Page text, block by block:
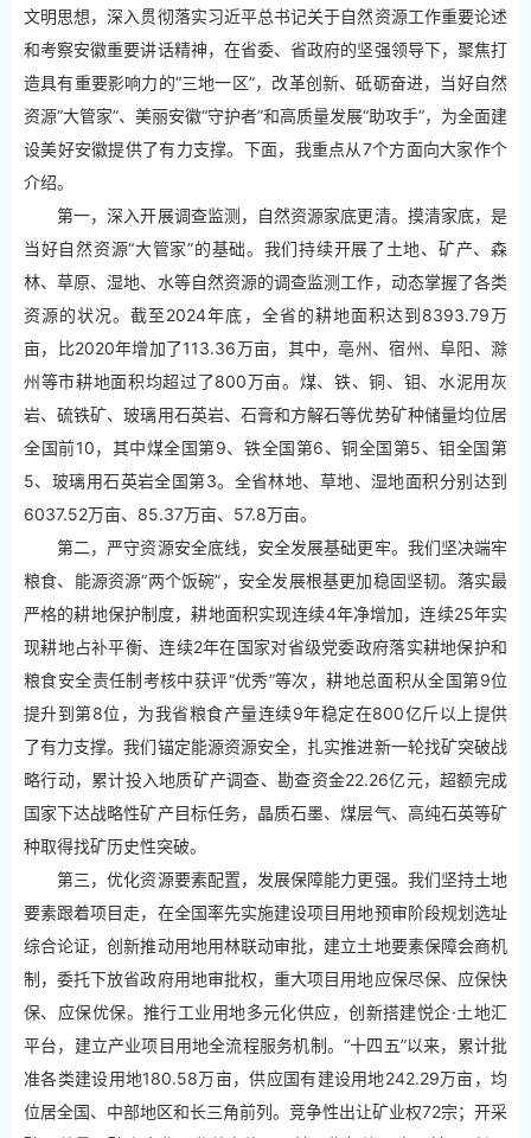
文明思想，深入贯彻落实习近平总书记关于自然资源工作重要论述
和考察安徽重要讲话精神，在省委、省政府的坚强领导下，聚焦打
造具有重要影响力的“三地一区”，改革创新、砥砺奋进，当好自然
资源“大管家”、美丽安徽“守护者”和高质量发展“助攻手”，为全面建
设美好安徽提供了有力支撑。下面，我重点从7个方面向大家作个
介绍。
第一，深入开展调查监测，自然资源家底更清。摸清家底，是
当好自然资源“大管家”的基础。我们持续开展了土地、矿产、森
林、草原、湿地、水等自然资源的调查监测工作，动态掌握了各类
资源的状况。截至2024年底，全省的耕地面积达到8393.79万
亩，比2020年增加了113.36万亩，其中，亳州、宿州、阜阳、滁
州等市耕地面积均超过了800万亩。煤、铁、铜、钼、水泥用灰
岩、硫铁矿、玻璃用石英岩、石膏和方解石等优势矿种储量均位居
全国前10，其中煤全国第9、铁全国第6、铜全国第5、钼全国第
5、玻璃用石英岩全国第3。全省林地、草地、湿地面积分别达到
6037.52万亩、85.37万亩、57.8万亩。
第二，严守资源安全底线，安全发展基础更牢。我们坚决端牢
粮食、能源资源“两个饭碗”，安全发展根基更加稳固坚韧。落实最
严格的耕地保护制度，耕地面积实现连续4年净增加，连续25年实
现耕地占补平衡、连续2年在国家对省级党委政府落实耕地保护和
粮食安全责任制考核中获评“优秀”等次，耕地总面积从全国第9位
提升到第8位，为我省粮食产量连续9年稳定在800亿斤以上提供
了有力支撑。我们锚定能源资源安全，扎实推进新一轮找矿突破战
略行动，累计投入地质矿产调查、勘查资金22.26亿元，超额完成
国家下达战略性矿产目标任务，晶质石墨、煤层气、高纯石英等矿
种取得找矿历史性突破。
第三，优化资源要素配置，发展保障能力更强。我们坚持土地
要素跟着项目走，在全国率先实施建设项目用地预审阶段规划选址
综合论证，创新推动用地用林联动审批，建立土地要素保障会商机
制，委托下放省政府用地审批权，重大项目用地应保尽保、应保快
保、应保优保。推行工业用地多元化供应，创新搭建悦企·土地汇
平台，建立产业项目用地全流程服务机制。“十四五”以来，累计批
准各类建设用地180.58万亩，供应国有建设用地242.29万亩，均
位居全国、中部地区和长三角前列。竞争性出让矿业权72宗；开采